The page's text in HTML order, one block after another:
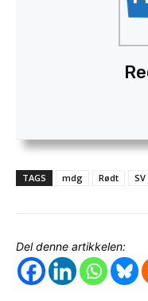
TAGS mdg Rødt SV
Del denne artikkelen: